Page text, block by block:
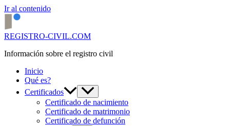
Ir al contenido
REGISTRO-CIVIL.COM
Información sobre el registro civil
Inicio
Qué es?
Certificados
Certificado de nacimiento
Certificado de matrimonio
Certificado de defunción